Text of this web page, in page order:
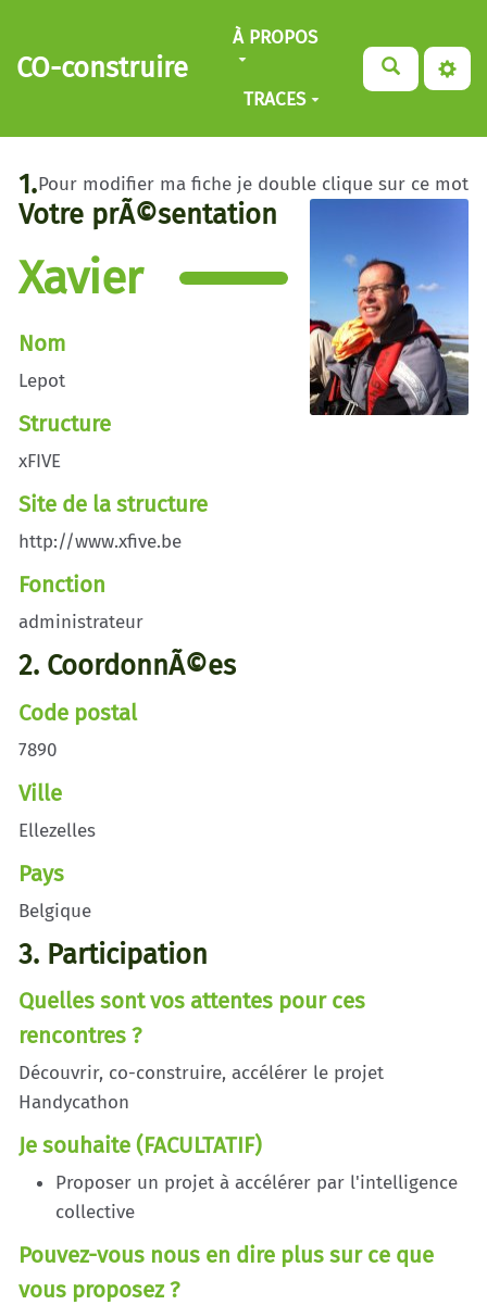
Aller au contenu principal
CO-construire
À PROPOS
TRACES
Pour modifier ma fiche je double clique sur ce mot
1.
Votre prÃ©sentation
Xavier
Nom
Lepot
Structure
xFIVE
Site de la structure
http://www.xfive.be
Fonction
administrateur
2. CoordonnÃ©es
Code postal
7890
Ville
Ellezelles
Pays
Belgique
3. Participation
Quelles sont vos attentes pour ces
rencontres ?
Découvrir, co-construire, accélérer le projet
Handycathon
Je souhaite (FACULTATIF)
Proposer un projet à accélérer par l'intelligence
collective
Pouvez-vous nous en dire plus sur ce que
vous proposez ?